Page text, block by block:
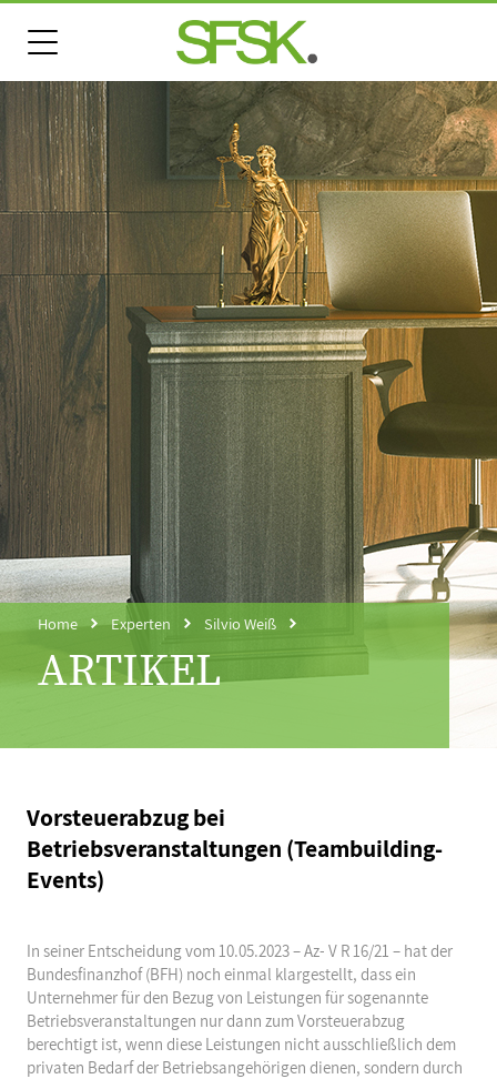
Home Experten Silvio Weiß
ARTIKEL
Vorsteuerabzug bei
Betriebsveranstaltungen (Teambuilding-
Events)
In seiner Entscheidung vom 10.05.2023 – Az- V R 16/21 – hat der
Bundesfinanzhof (BFH) noch einmal klargestellt, dass ein
Unternehmer für den Bezug von Leistungen für sogenannte
Betriebsveranstaltungen nur dann zum Vorsteuerabzug
berechtigt ist, wenn diese Leistungen nicht ausschließlich dem
privaten Bedarf der Betriebsangehörigen dienen, sondern durch